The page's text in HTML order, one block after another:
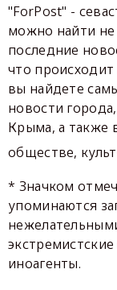
"ForPost" -
можно найти не
последние
что
вы найдете
новости
Крыма, а также
обществе,
* Значком
упоминаются
иноагенты.